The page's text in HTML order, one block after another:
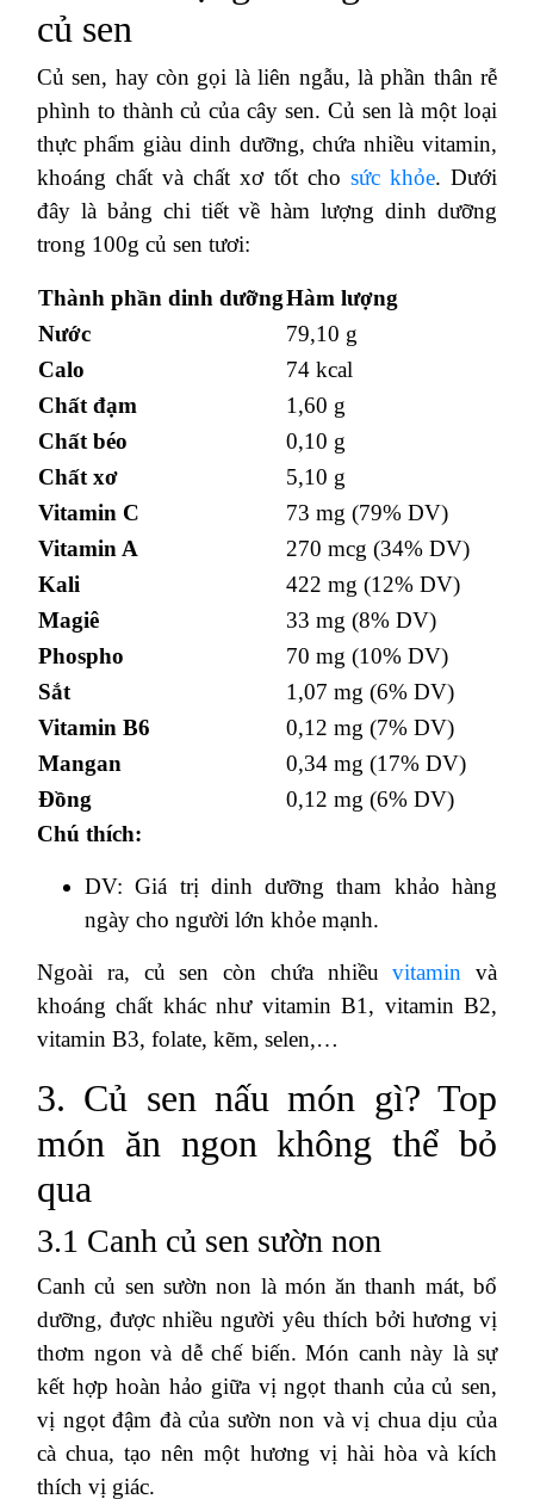
củ sen
Củ sen, hay còn gọi là liên ngẫu, là phần thân rễ
phình to thành củ của cây sen. Củ sen là một loại
thực phẩm giàu dinh dưỡng, chứa nhiều vitamin,
khoáng chất và chất xơ tốt cho sức khỏe. Dưới
đây là bảng chi tiết về hàm lượng dinh dưỡng
trong 100g củ sen tươi:
Thành phần dinh dưỡngHàm lượng
Nước
79,10 g
Calo
74 kcal
Chất đạm
1,60 g
Chất béo
0,10 g
Chất xơ
5,10 g
Vitamin C
73 mg (79% DV)
Vitamin A
270 mcg (34% DV)
Kali
422 mg (12% DV)
Magiê
33 mg (8% DV)
Phospho
70 mg (10% DV)
Sắt
1,07 mg (6% DV)
Vitamin B6
0,12 mg (7% DV)
Mangan
0,34 mg (17% DV)
Đồng
0,12 mg (6% DV)
Chú thích:
DV: Giá trị dinh dưỡng tham khảo hàng
ngày cho người lớn khỏe mạnh.
Ngoài ra, củ sen còn chứa nhiềuvitamin và
khoáng chất khác như vitamin B1, vitamin B2,
vitamin B3, folate, kẽm, selen,…
3. Củ sen nấu món gì? Top
món ăn ngon không thể bỏ
qua
3.1 Canh củ sen sườn non
Canh củ sen sườn non là món ăn thanh mát, bổ
dưỡng, được nhiều người yêu thích bởi hương vị
thơm ngon và dễ chế biến. Món canh này là sự
kết hợp hoàn hảo giữa vị ngọt thanh của củ sen,
vị ngọt đậm đà của sườn non và vị chua dịu của
cà chua, tạo nên một hương vị hài hòa và kích
thích vị giác.